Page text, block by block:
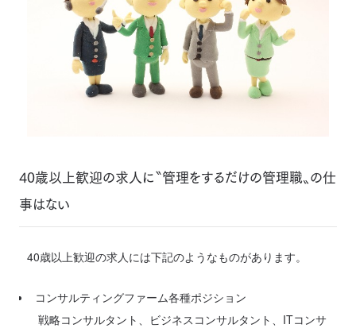
40歳以上歓迎の求人に〝管理をするだけの管理職〟の仕
事はない
40歳以上歓迎の求人には下記のようなものがあります。
コンサルティングファーム各種ポジション
戦略コンサルタント、ビジネスコンサルタント、ITコンサ